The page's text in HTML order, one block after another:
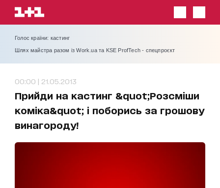
Голос країни: кастинг
Шлях майстра разом із Work.ua та KSE ProfTech - спецпроєкт
00:00 | 21.05.2013
Прийди на кастинг &quot;Розсміши
коміка&quot; і поборись за грошову
винагороду!